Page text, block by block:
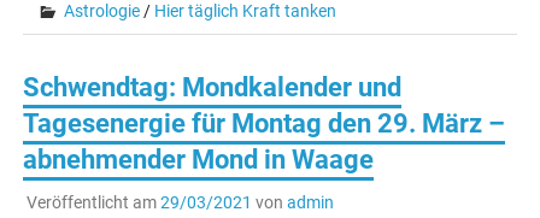
Astrologie/ Hier täglich Kraft tanken
Schwendtag: Mondkalender und
Tagesenergie für Montag den 29. März –
abnehmender Mond in Waage
Veröffentlicht am29/03/2021 von admin